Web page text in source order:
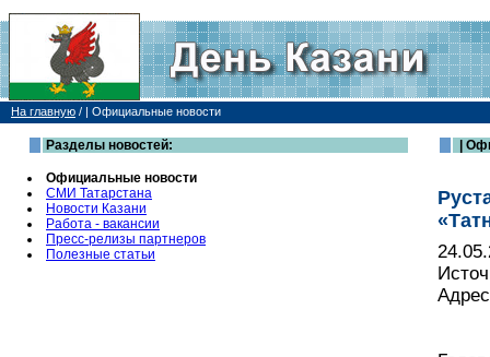
На главную / | Официальные новости
Разделы новостей:
Официальные новости
СМИ Татарстана
Новости Казани
Работа - вакансии
Пресс-релизы партнеров
Полезные статьи
|